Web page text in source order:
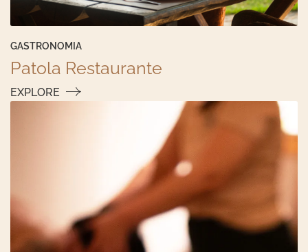
GASTRONOMIA
Patola Restaurante
EXPLORE